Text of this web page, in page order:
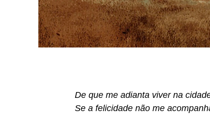
De que me adianta viver na
Se a felicidade não me